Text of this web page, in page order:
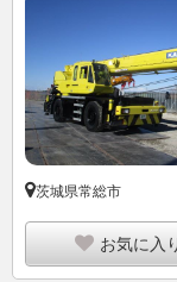
茨城県常総市
お気に入